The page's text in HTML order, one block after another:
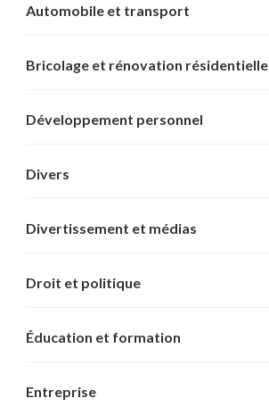
Automobile et transport
Bricolage et rénovation résidentielle
Développement personnel
Divers
Divertissement et médias
Droit et politique
Éducation et formation
Entreprise